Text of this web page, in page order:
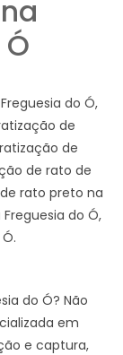
do Ó,
de
de
de rato de
rato preto na
do Ó,
do Ó? Não
em
e captura,